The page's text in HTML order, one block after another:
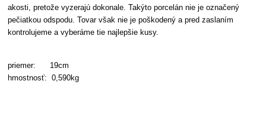
akosti, pretože vyzerajú dokonale. Takýto porcelán nie je označený
pečiatkou odspodu. Tovar však nie je poškodený a pred zaslaním
kontrolujeme a vyberáme tie najlepšie kusy.
priemer: 19cm
hmostnosť: 0,590kg